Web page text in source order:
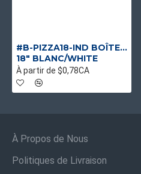
#B-PIZZA18-IND BOÎTES À PIZZA EN CARTON ONDULÉ E-FLUTE POUR RESTAURANTS ET PIZZERIAS
18" BLANC/WHITE
À partir de $0,78CA
À Propos de Nous
Politiques de Livraison